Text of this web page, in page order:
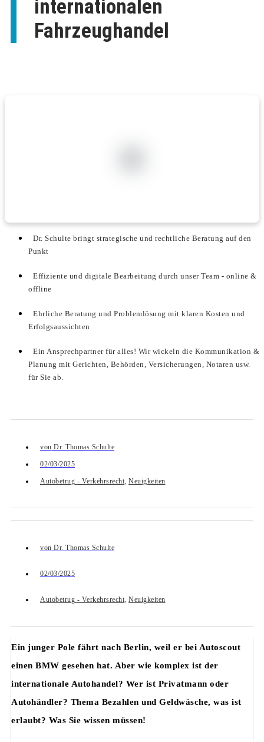
internationalen
Fahrzeughandel
Dr. Schulte bringt strategische und rechtliche Beratung auf den
Punkt
Effiziente und digitale Bearbeitung durch unser Team - online &
offline
Ehrliche Beratung und Problemlösung mit klaren Kosten und
Erfolgsaussichten
Ein Ansprechpartner für alles! Wir wickeln die Kommunikation &
Planung mit Gerichten, Behörden, Versicherungen, Notaren usw.
für Sie ab.
von Dr. Thomas Schulte
02/03/2025
Autobetrug - Verkehrsrecht, Neuigkeiten
von Dr. Thomas Schulte
02/03/2025
Autobetrug - Verkehrsrecht, Neuigkeiten
Ein junger Pole fährt nach Berlin, weil er bei Autoscout
einen BMW gesehen hat. Aber wie komplex ist der
internationale Autohandel? Wer ist Privatmann oder
Autohändler? Thema Bezahlen und Geldwäsche, was ist
erlaubt? Was Sie wissen müssen!